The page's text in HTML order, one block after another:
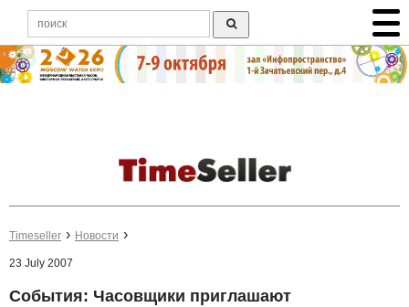
Timeseller Новости
23 July 2007
События: Часовщики приглашают